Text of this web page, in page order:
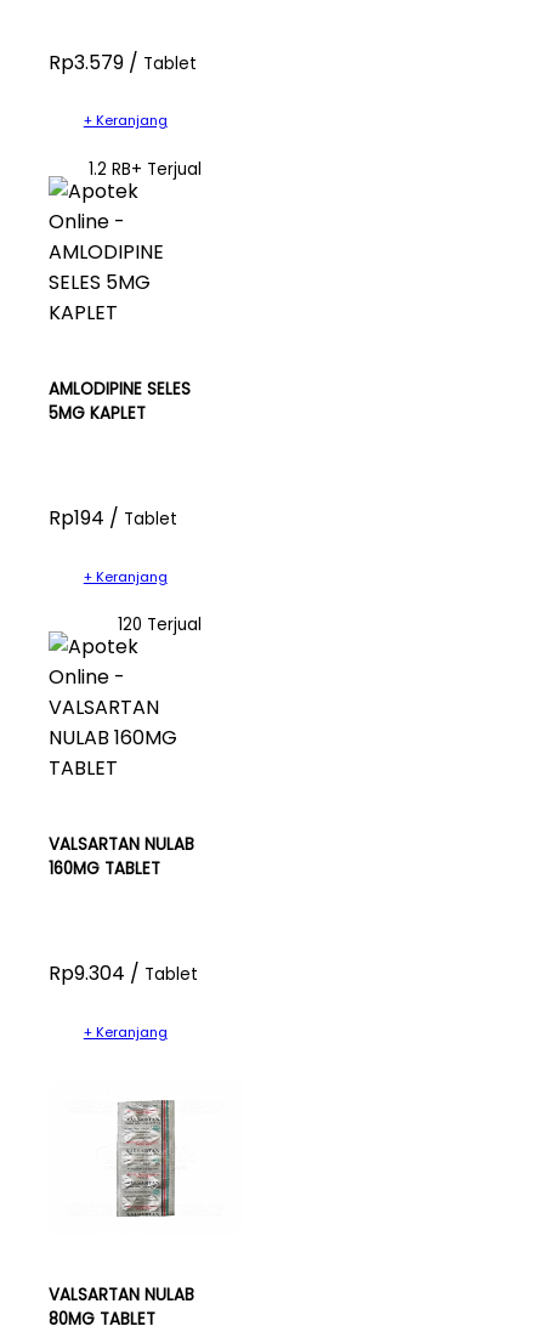
Rp3.579 / Tablet
+ Keranjang
1.2 RB+ Terjual
AMLODIPINE SELES
5MG KAPLET
Rp194 / Tablet
+ Keranjang
120 Terjual
VALSARTAN NULAB
160MG TABLET
Rp9.304 / Tablet
+ Keranjang
VALSARTAN NULAB
80MG TABLET